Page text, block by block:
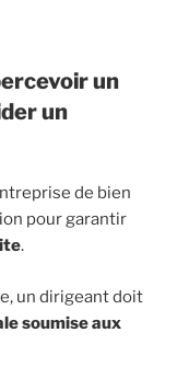
un
un
de bien
pour garantir
.
un dirigeant doit
soumise aux